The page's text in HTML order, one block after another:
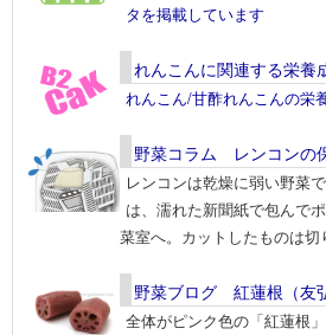
タを掲載しています
れんこんに関連する栄養
れんこん/甘酢れんこんの栄
野菜コラム レンコンの
レンコンは乾燥に弱い野菜
は、濡れた新聞紙で包んで
菜室へ。カットしたものは切
野菜ブログ 紅蓮根（友
全体がピンク色の「紅蓮根